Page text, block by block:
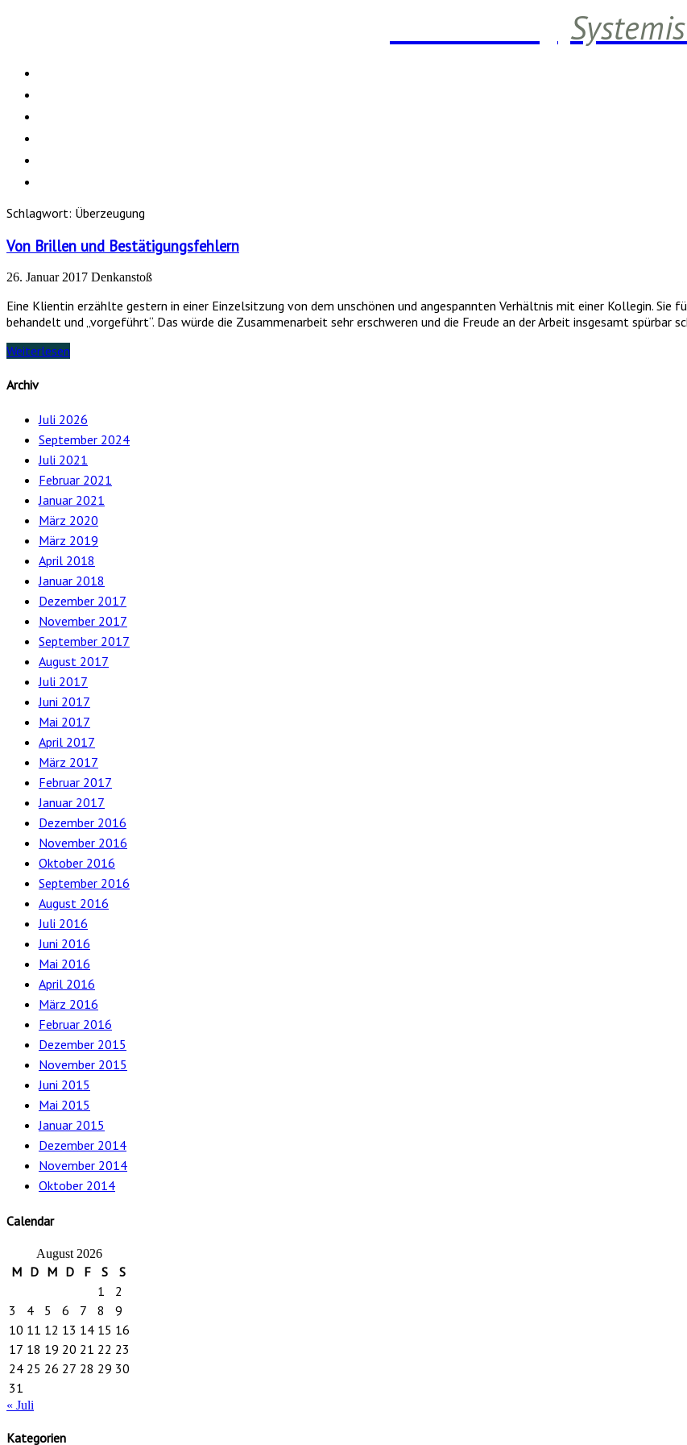
Schlagwort: Überzeugung
Von Brillen und Bestätigungsfehlern
26. Januar 2017 Denkanstoß
Eine Klientin erzählte gestern in einer Einzelsitzung von dem unschönen und angespannten Verhältnis mit einer Kollegin. Sie
behandelt und „vorgeführt“. Das würde die Zusammenarbeit sehr erschweren und die Freude an der Arbeit insgesamt spürbar
Weiterlesen
Archiv
Juli 2026
September 2024
Juli 2021
Februar 2021
Januar 2021
März 2020
März 2019
April 2018
Januar 2018
Dezember 2017
November 2017
September 2017
August 2017
Juli 2017
Juni 2017
Mai 2017
April 2017
März 2017
Februar 2017
Januar 2017
Dezember 2016
November 2016
Oktober 2016
September 2016
August 2016
Juli 2016
Juni 2016
Mai 2016
April 2016
März 2016
Februar 2016
Dezember 2015
November 2015
Juni 2015
Mai 2015
Januar 2015
Dezember 2014
November 2014
Oktober 2014
Calendar
August 2026
M D M D F S
S
1
2
3
4 5 6 7 8
9
10 11 12 13 14 15 16
17 18 19 20 21 22 23
24 25 26 27 28 29 30
31
« Juli
Kategorien